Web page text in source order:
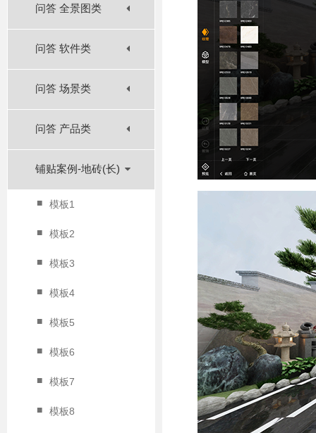
问答 全景图类
问答 软件类
问答 场景类
问答 产品类
铺贴案例-地砖(长)
■ 模板1
■ 模板2
■ 模板3
■ 模板4
■ 模板5
■ 模板6
■ 模板7
■ 模板8